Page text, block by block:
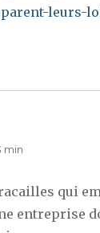
leurs-
min
qui
entreprise